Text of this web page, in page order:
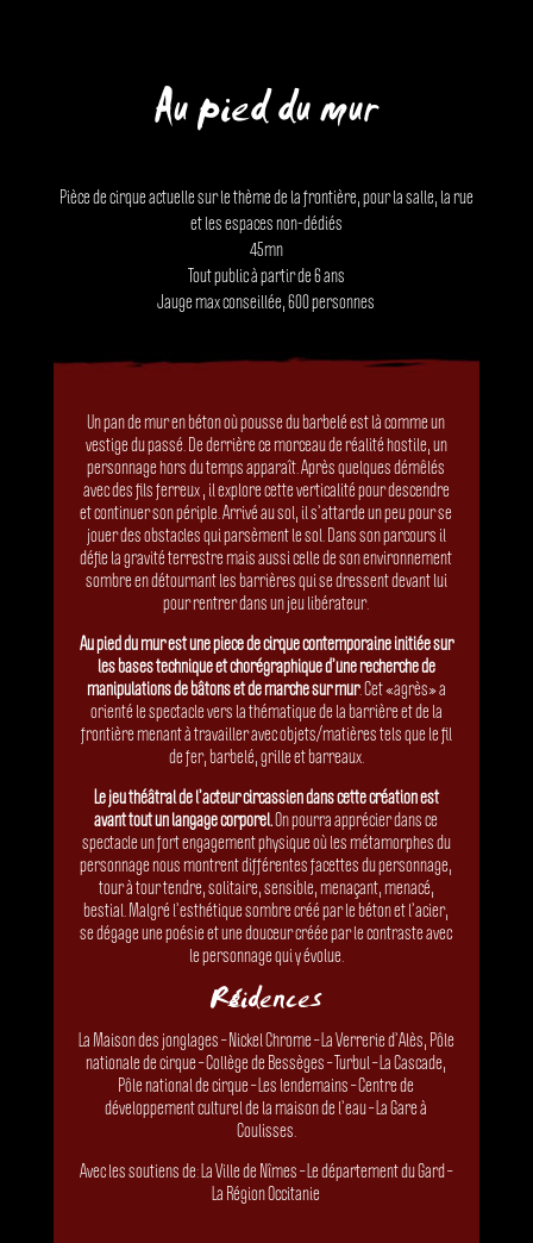
Au pied du mur
Pièce de cirque actuelle sur le thème de la frontière, pour la salle, la rue
et les espaces non-dédiés
45mn
Tout public à partir de 6 ans
Jauge max conseillée, 600 personnes
Un pan de mur en béton où pousse du barbelé est là comme un
vestige du passé. De derrière ce morceau de réalité hostile, un
personnage hors du temps apparaît. Après quelques démêlés
avec des fils ferreux , il explore cette verticalité pour descendre
et continuer son périple. Arrivé au sol, il s’attarde un peu pour se
jouer des obstacles qui parsèment le sol. Dans son parcours il
défie la gravité terrestre mais aussi celle de son environnement
sombre en détournant les barrières qui se dressent devant lui
pour rentrer dans un jeu libérateur.
Au pied du mur est une pièce de cirque contemporaine initiée sur
les bases technique et chorégraphique d’une recherche de
manipulations de bâtons et de marche sur mur. Cet «agrès» a
orienté le spectacle vers la thématique de la barrière et de la
frontière menant à travailler avec objets/matières tels que le fil
de fer, barbelé, grille et barreaux.
Le jeu théâtral de l’acteur circassien dans cette création est
avant tout un langage corporel.On pourra apprécier dans ce
spectacle un fort engagement physique où les métamorphes du
personnage nous montrent différentes facettes du personnage,
tour à tour tendre, solitaire, sensible, menaçant, menacé,
bestial. Malgré l’esthétique sombre créé par le béton et l’acier,
se dégage une poésie et une douceur créée par le contraste avec
le personnage qui y évolue.
Résidences
La Maison des jonglages – Nickel Chrome – La Verrerie d’Alès, Pôle
nationale de cirque – Collège de Bessèges – Turbul – La Cascade,
Pôle national de cirque – Les lendemains – Centre de
développement culturel de la maison de l’eau – La Gare à
Coulisses.
Avec les soutiens de: La Ville de Nîmes – Le département du Gard –
La Région Occitanie